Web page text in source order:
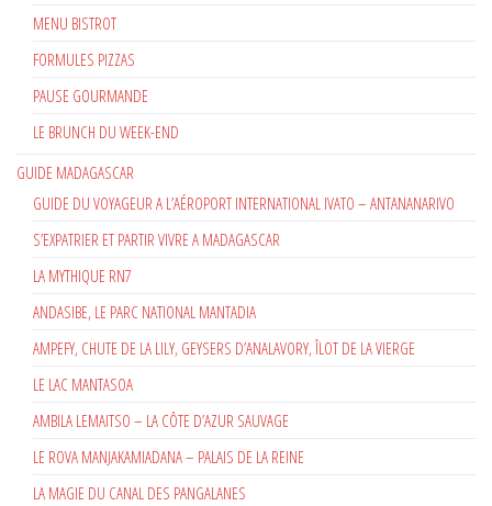
MENU BISTROT
FORMULES PIZZAS
PAUSE GOURMANDE
LE BRUNCH DU WEEK-END
GUIDE MADAGASCAR
GUIDE DU VOYAGEUR A L’AÉROPORT INTERNATIONAL IVATO – ANTANANARIVO
S’EXPATRIER ET PARTIR VIVRE A MADAGASCAR
LA MYTHIQUE RN7
ANDASIBE, LE PARC NATIONAL MANTADIA
AMPEFY, CHUTE DE LA LILY, GEYSERS D’ANALAVORY, ÎLOT DE LA VIERGE
LE LAC MANTASOA
AMBILA LEMAITSO – LA CÔTE D’AZUR SAUVAGE
LE ROVA MANJAKAMIADANA – PALAIS DE LA REINE
LA MAGIE DU CANAL DES PANGALANES